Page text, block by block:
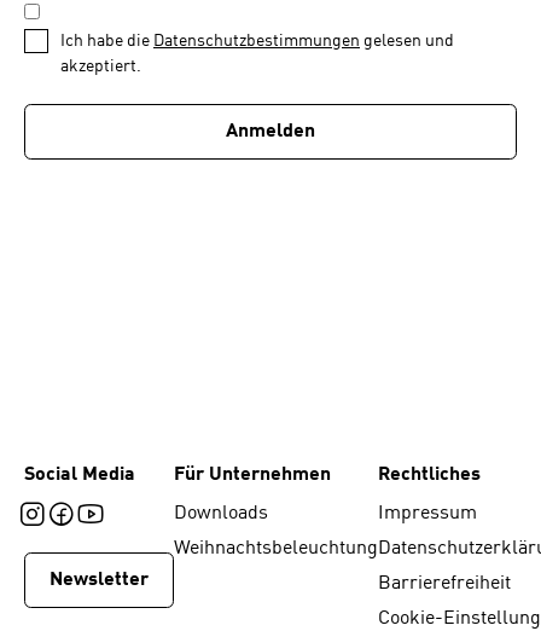
1
von
DATENSCHUTZBESTIMMUNGEN
*
Ich habe die Datenschutzbestimmungen gelesen und
akzeptiert.
Anmelden
Social Media
Newsletter
Für Unternehmen
Downloads
Weihnachtsbeleuchtung
Rechtliches
Impressum
Barrierefreiheit
Cookie-